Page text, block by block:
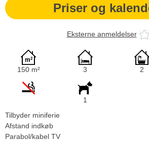
Priser og
Eksterne anmeldelser
150 m² 3 2
1
Tilbyder miniferie
Afstand indkøb
Parabol/kabel TV